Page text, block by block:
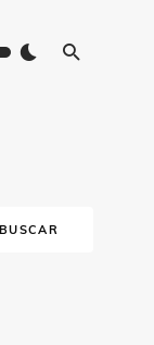
BUSCAR